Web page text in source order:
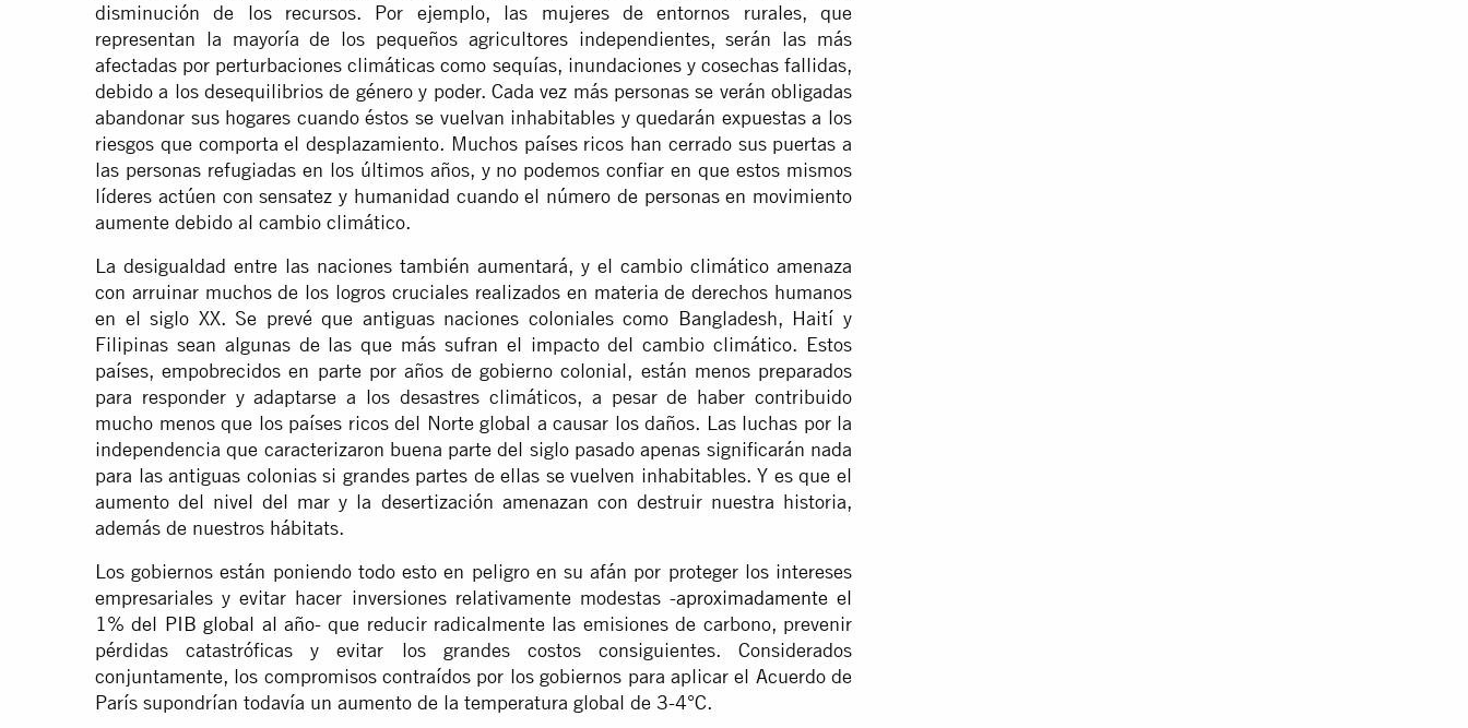
disminución de los recursos. Por ejemplo, las mujeres de entornos rurales, que
representan la mayoría de los pequeños agricultores independientes, serán las más
afectadas por perturbaciones climáticas como sequías, inundaciones y cosechas fallidas,
debido a los desequilibrios de género y poder. Cada vez más personas se verán obligadas
abandonar sus hogares cuando éstos se vuelvan inhabitables y quedarán expuestas a los
riesgos que comporta el desplazamiento. Muchos países ricos han cerrado sus puertas a
las personas refugiadas en los últimos años, y no podemos confiar en que estos mismos
líderes actúen con sensatez y humanidad cuando el número de personas en movimiento
aumente debido al cambio climático.
La desigualdad entre las naciones también aumentará, y el cambio climático amenaza
con arruinar muchos de los logros cruciales realizados en materia de derechos humanos
en el siglo XX. Se prevé que antiguas naciones coloniales como Bangladesh, Haití y
Filipinas sean algunas de las que más sufran el impacto del cambio climático. Estos
países, empobrecidos en parte por años de gobierno colonial, están menos preparados
para responder y adaptarse a los desastres climáticos, a pesar de haber contribuido
mucho menos que los países ricos del Norte global a causar los daños. Las luchas por la
independencia que caracterizaron buena parte del siglo pasado apenas significarán nada
para las antiguas colonias si grandes partes de ellas se vuelven inhabitables. Y es que el
aumento del nivel del mar y la desertización amenazan con destruir nuestra historia,
además de nuestros hábitats.
Los gobiernos están poniendo todo esto en peligro en su afán por proteger los intereses
empresariales y evitar hacer inversiones relativamente modestas -aproximadamente el
1% del PIB global al año- que reducir radicalmente las emisiones de carbono, prevenir
pérdidas catastróficas y evitar los grandes costos consiguientes. Considerados
conjuntamente, los compromisos contraídos por los gobiernos para aplicar el Acuerdo de
París supondrían todavía un aumento de la temperatura global de 3-4°C.